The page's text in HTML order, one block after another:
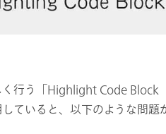
行う「Highlight Code Block
ていると、以下のような問題